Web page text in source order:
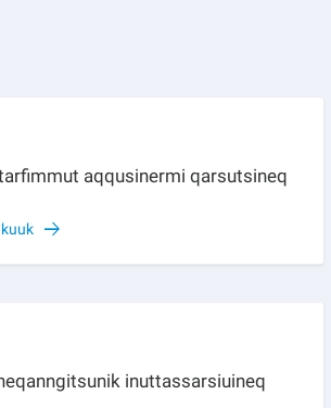
aqqusinermi qarsutsineq
inuttassarsiuineq